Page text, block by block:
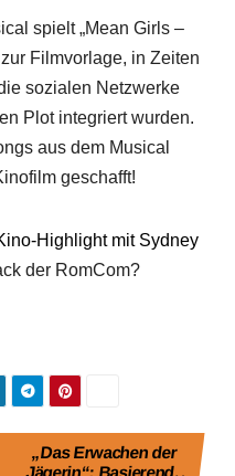
spielt „Mean Girls –
Filmvorlage, in Zeiten
sozialen Netzwerke
Plot integriert wurden.
aus dem Musical
geschafft!
Highlight mit Sydney
der RomCom?
„Das Erwachen der